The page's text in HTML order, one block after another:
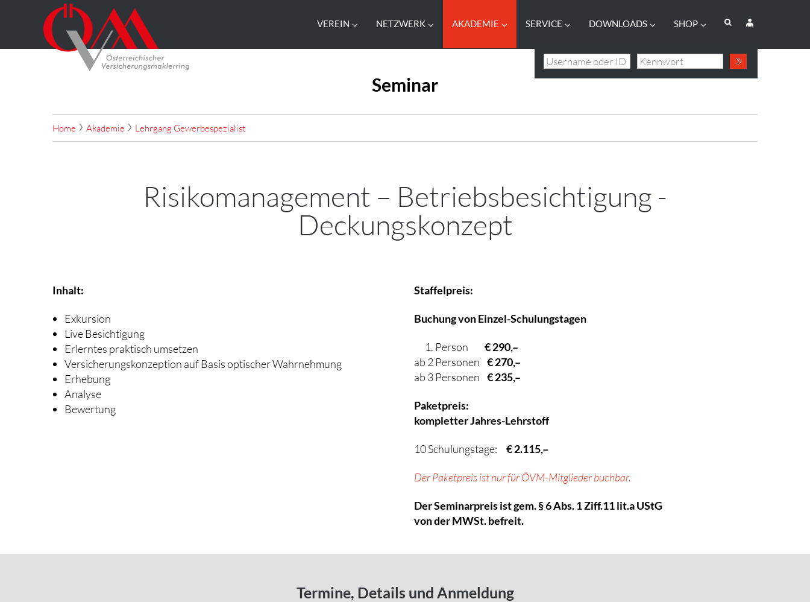
VEREIN NETZWERK AKADEMIE SERVICE DOWNLOADS SHOP
Seminar
Home Akademie Lehrgang Gewerbespezialist
Risikomanagement – Betriebsbesichtigung -
Deckungskonzept
Inhalt:
Exkursion
Live Besichtigung
Erlerntes praktisch umsetzen
Versicherungskonzeption auf Basis optischer Wahrnehmung
Erhebung
Analyse
Bewertung
Staffelpreis:
Buchung von Einzel-Schulungstagen
1. Person € 290,–
ab 2 Personen € 270,–
ab 3 Personen € 235,–
Paketpreis:
kompletter Jahres-Lehrstoff
10 Schulungstage: € 2.115,–
Der Paketpreis ist nur für ÖVM-Mitglieder buchbar.
Der Seminarpreis ist gem. § 6 Abs. 1 Ziff.11 lit.a UStG
von der MWSt. befreit.
Termine, Details und Anmeldung